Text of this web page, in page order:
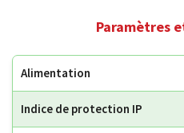
Paramètres
Alimentation
Indice de protection IP